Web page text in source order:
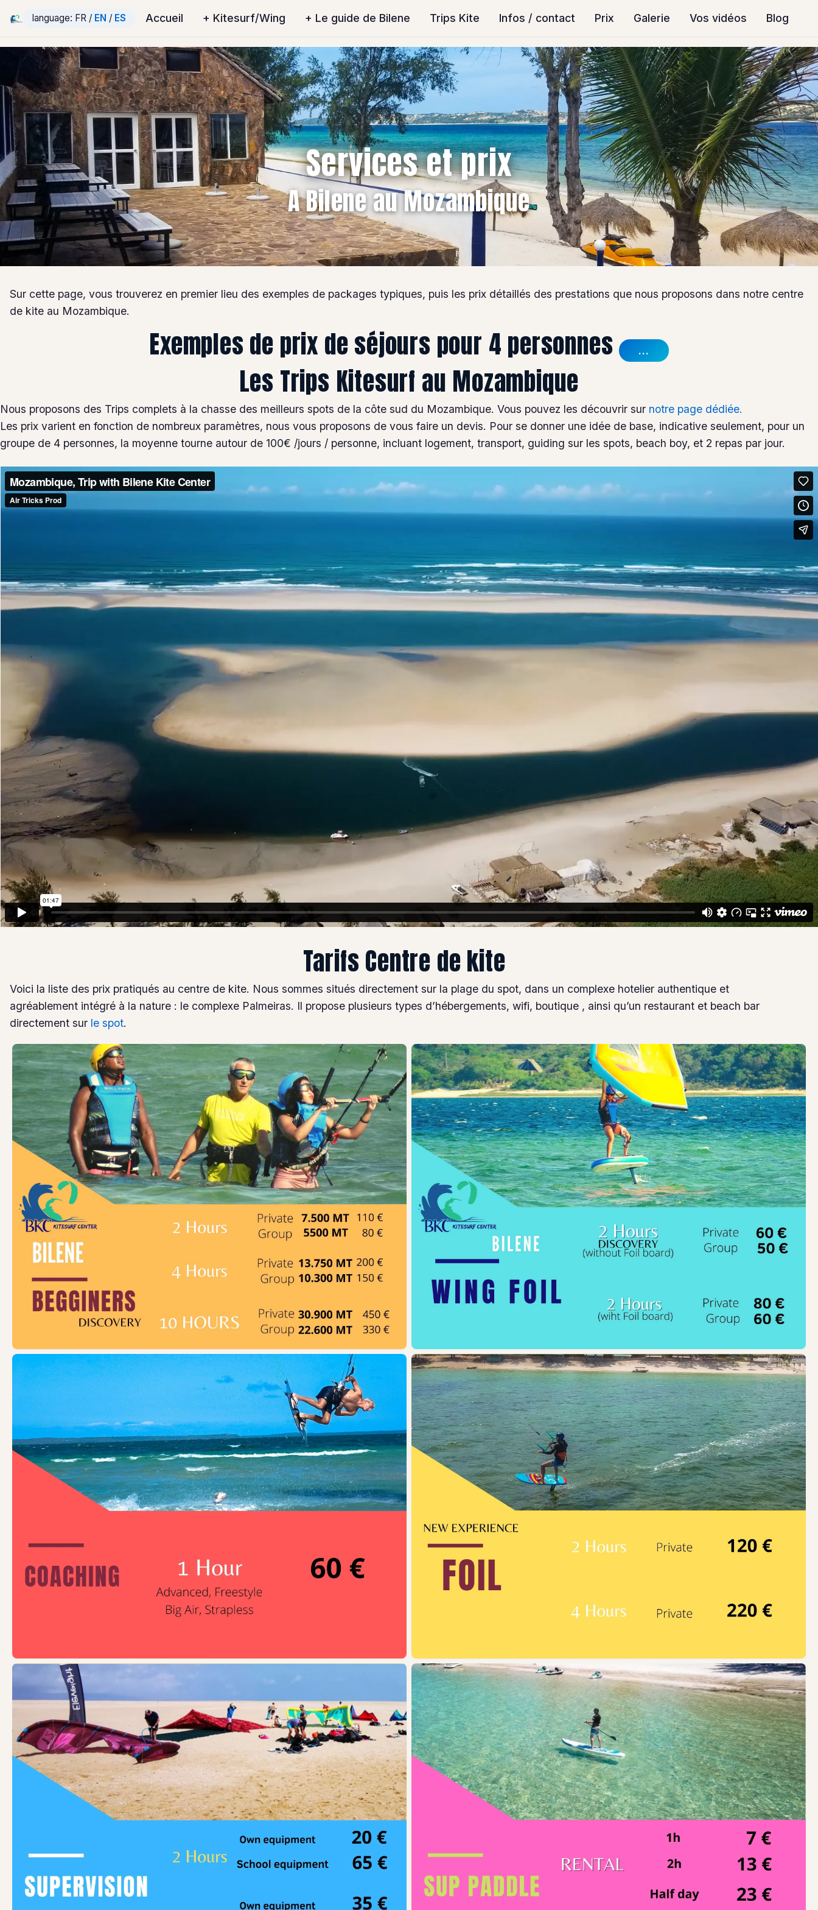
language: FR / EN / ES Accueil + Kitesurf/Wing + Le guide de Bilene Trips Kite Infos / contact Prix Galerie Vos vidéos Blog
Services et prix
A Bilene au Mozambique
Sur cette page, vous trouverez en premier lieu des exemples de packages typiques, puis les prix détaillés des prestations que nous proposons dans notre centre
de kite au Mozambique.
Exemples de prix de séjours pour 4 personnes ...
Les Trips Kitesurf au Mozambique
Nous proposons des Trips complets à la chasse des meilleurs spots de la côte sud du Mozambique. Vous pouvez les découvrir sur notre page dédiée.
Les prix varient en fonction de nombreux paramètres, nous vous proposons de vous faire un devis. Pour se donner une idée de base, indicative seulement, pour un
groupe de 4 personnes, la moyenne tourne autour de 100€ /jours / personne, incluant logement, transport, guiding sur les spots, beach boy, et 2 repas par jour.
Tarifs Centre de kite
Voici la liste des prix pratiqués au centre de kite. Nous sommes situés directement sur la plage du spot, dans un complexe hotelier authentique et
agréablement intégré à la nature : le complexe Palmeiras. Il propose plusieurs types d’hébergements, wifi, boutique , ainsi qu’un restaurant et beach bar
directement sur le spot.